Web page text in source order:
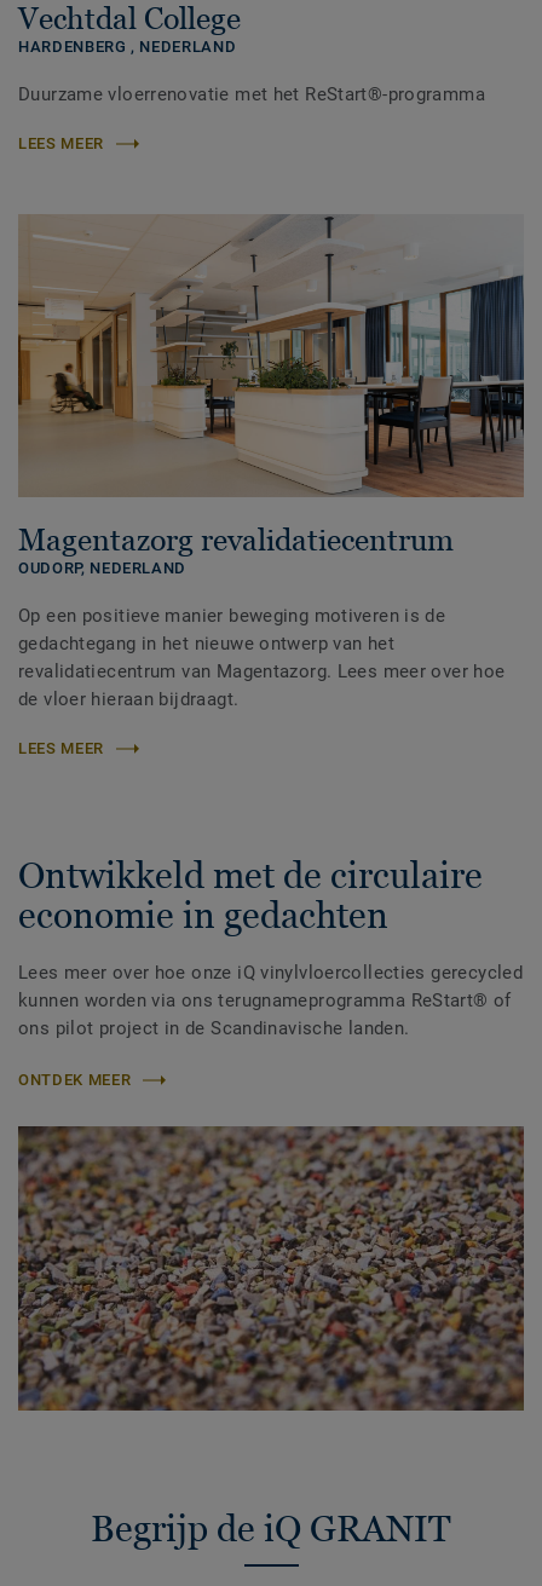
Vechtdal College
HARDENBERG , NEDERLAND
Duurzame vloerrenovatie met het ReStart®-programma
LEES MEER
Magentazorg revalidatiecentrum
OUDORP, NEDERLAND
Op een positieve manier beweging motiveren is de
gedachtegang in het nieuwe ontwerp van het
revalidatiecentrum van Magentazorg. Lees meer over hoe
de vloer hieraan bijdraagt.
LEES MEER
Ontwikkeld met de circulaire
economie in gedachten
Lees meer over hoe onze iQ vinylvloercollecties gerecycled
kunnen worden via ons terugnameprogramma ReStart® of
ons pilot project in de Scandinavische landen.
ONTDEK MEER
Begrijp de iQ GRANIT